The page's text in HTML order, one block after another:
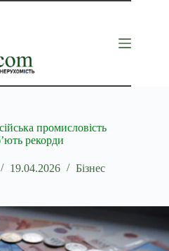
промисловість
рекорди
19.04.2026 Бізнес